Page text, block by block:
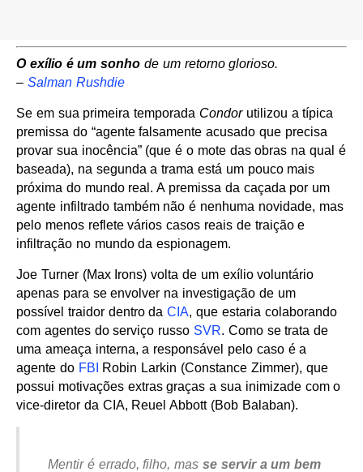
O exílio é um sonho de um retorno glorioso.
– Salman Rushdie
Se em sua primeira temporada Condorutilizou a típica
premissa do “agente falsamente acusado que precisa
provar sua inocência” (que é o mote das obras na qual é
baseada), na segunda a trama está um pouco mais
próxima do mundo real. A premissa da caçada por um
agente infiltrado também não é nenhuma novidade, mas
pelo menos reflete vários casos reais de traição e
infiltração no mundo da espionagem.
Joe Turner (Max Irons) volta de um exílio voluntário
apenas para se envolver na investigação de um
possível traidor dentro daCIA, que estaria colaborando
com agentes do serviço russo SVR. Como se trata de
uma ameaça interna, a responsável pelo caso é a
agente do FBI
Robin Larkin (Constance Zimmer), que
possui motivações extras graças a sua inimizade com o
vice-diretor da CIA, Reuel Abbott (Bob Balaban).
Mentir é errado, filho, mas se servir a um bem